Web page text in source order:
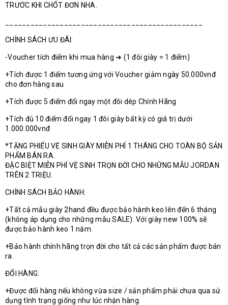
TRƯỚC KHI CHỐT ĐƠN NHA.
CHÍNH SÁCH ƯU ĐÃI:
-Voucher tích điểm khi mua hàng ➜ (1 đôi giày = 1 điểm)
+Tích được 1 điểm tương ứng với Voucher giảm ngày 50.000vnđ
cho đơn hàng sau
+Tích được 5 điểm đổi ngay một đôi dép Chính Hãng
+Tích đủ 10 điểm đổi ngay 1 đôi giày bất kỳ có giá trị dưới
1.000.000vnđ
*TẶNG PHIẾU VỆ SINH GIÀY MIỄN PHÍ 1 THÁNG CHO TOÀN BỘ SẢN
PHẨM BÁN RA.
ĐẶC BIỆT MIỄN PHÍ VỆ SINH TRỌN ĐỜI CHO NHỮNG MẪU JORDAN
TRÊN 2 TRIỆU.
CHÍNH SÁCH BẢO HÀNH:
+Tất cả mẫu giày 2hand đều được bảo hành keo lên đến 6 tháng
(không áp dụng cho những mẫu SALE). Với giày new 100% sẽ
được bảo hành keo 1 năm.
+Bảo hành chính hãng trọn đời cho tất cả các sản phẩm được bán
ra.
ĐỔI HÀNG:
+Được đổi hàng nếu không vừa size / sản phẩm phải chưa qua sử
dụng tình trạng giống như lúc nhận hàng.